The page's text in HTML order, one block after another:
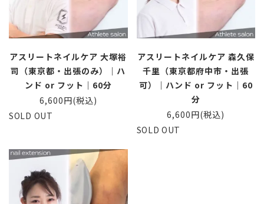
アスリートネイルケア 大塚裕
司（東京都・出張のみ）｜ハ
ンド or フット｜60分
6,600円(税込)
SOLD OUT
アスリートネイルケア 森久保
千里（東京都府中市・出張
可）｜ハンド or フット｜60
分
6,600円(税込)
SOLD OUT